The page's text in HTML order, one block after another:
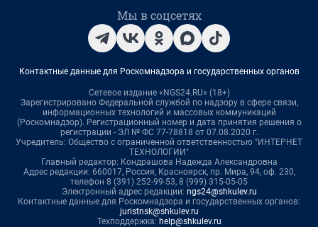
Мы в соцсетях
Контактные данные для Роскомнадзора и государственных органов
Сетевое издание «NGS24.RU» (18+)
Зарегистрировано Федеральной службой по надзору в сфере связи,
информационных технологий и массовых коммуникаций
(Роскомнадзор). Регистрационный номер и дата принятия решения о
регистрации - ЭЛ № ФС 77-78818 от 07.08.2020 г.
Учредитель: Общество с ограниченной ответственностью "ИНТЕРНЕТ
ТЕХНОЛОГИИ"
Главный редактор: Кондрашова Надежда Александровна
Адрес редакции: 660017, Россия, Красноярск, пр. Мира, 94, оф. 230,
телефон 8 (391) 252-99-53, 8 (999) 315-05-05
Электронный адрес редакции: ngs24@shkulev.ru
Контактные данные для Роскомнадзора и государственных органов:
juristnsk@shkulev.ru
Техподдержка: help@shkulev.ru